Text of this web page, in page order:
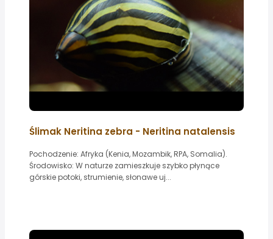
Ślimak Neritina zebra - Neritina natalensis
Pochodzenie: Afryka (Kenia, Mozambik, RPA, Somalia).
Środowisko: W naturze zamieszkuje szybko płynące
górskie potoki, strumienie, słonawe uj...